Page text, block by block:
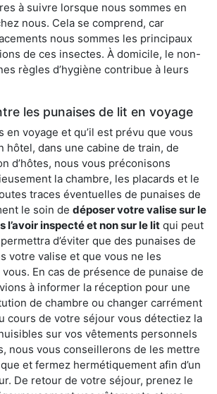
à suivre lorsque nous sommes en
nous. Cela se comprend, car
nous sommes les principaux
de ces insectes. À domicile, le non-
règles d’hygiène contribue à leurs
les punaises de lit en voyage
en voyage et qu’il est prévu que vous
hôtel, dans une cabine de train, de
d’hôtes, nous vous préconisons
la chambre, les placards et le
traces éventuelles de punaises de
le soin de déposer votre valise sur le
l’avoir inspecté et non sur le lit qui peut
d’éviter que des punaises de
votre valise et que vous ne les
En cas de présence de punaise de
à informer la réception pour une
de chambre ou changer carrément
cours de votre séjour vous détectiez la
sur vos vêtements personnels
nous vous conseillerons de les mettre
et fermez hermétiquement afin d’un
De retour de votre séjour, prenez le